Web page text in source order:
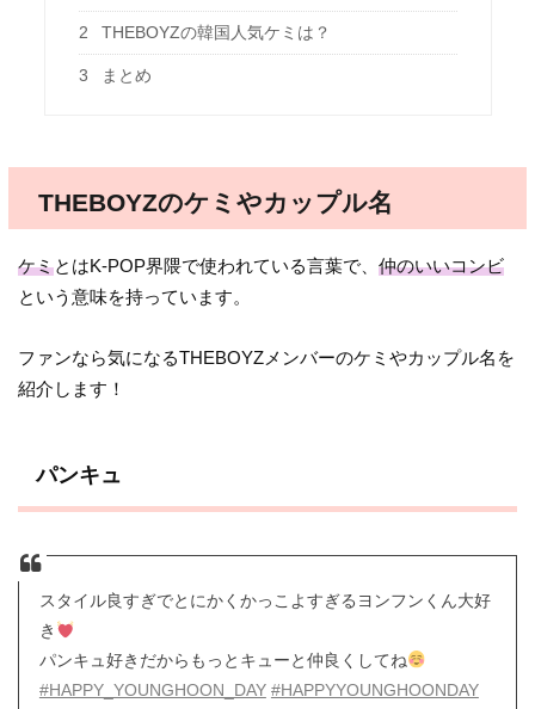
2 THEBOYZの韓国人気ケミは？
3 まとめ
THEBOYZのケミやカップル名
ケミとはK-POP界隈で使われている言葉で、仲のいいコンビ
という意味を持っています。
ファンなら気になるTHEBOYZメンバーのケミやカップル名を
紹介します！
パンキュ
スタイル良すぎでとにかくかっこよすぎるヨンフンくん大好
き
パンキュ好きだからもっとキューと仲良くしてね
#HAPPY_YOUNGHOON_DAY #HAPPYYOUNGHOONDAY